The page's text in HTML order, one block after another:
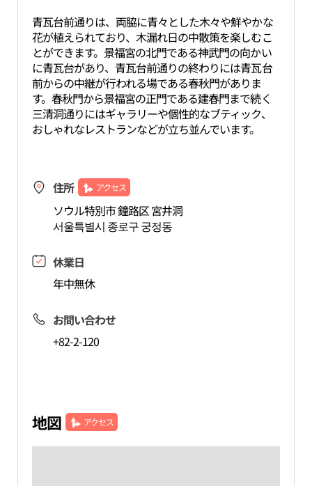
青瓦台前通りは、両脇に青々とした木々や鮮やかな
花が植えられており、木漏れ日の中散策を楽しむこ
とができます。景福宮の北門である神武門の向かい
に青瓦台があり、青瓦台前通りの終わりには青瓦台
前からの中継が行われる場である春秋門がありま
す。春秋門から景福宮の正門である建春門まで続く
三清洞通りにはギャラリーや個性的なブティック、
おしゃれなレストランなどが立ち並んでいます。
住所 アクセス
ソウル特別市 鐘路区 宮井洞
서울특별시 종로구 궁정동
休業日
年中無休
お問い合わせ
+82-2-120
地図 アクセス